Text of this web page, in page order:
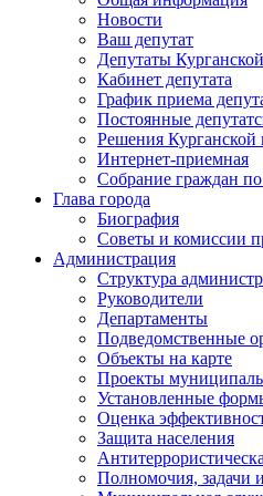
Новости
Ваш депутат
Депутаты
Кабинет депутата
График приема
Постоянные
Решения
Интернет-приемная
Собрание граждан
Глава города
Биография
Советы и комиссии
Администрация
Структура
Руководители
Департаменты
Подведомственные
Объекты на карте
Проекты
Установленные
Оценка
Защита населения
Полномочия, задачи